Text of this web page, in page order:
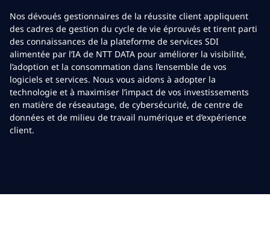
Nos dévoués gestionnaires de la réussite client appliquent
des cadres de gestion du cycle de vie éprouvés et tirent parti
des connaissances de la plateforme de services SDI
alimentée par l’IA de NTT DATA pour améliorer la visibilité,
l’adoption et la consommation dans l’ensemble de vos
logiciels et services. Nous vous aidons à adopter la
technologie et à maximiser l’impact de vos investissements
en matière de réseautage, de cybersécurité, de centre de
données et de milieu de travail numérique et d’expérience
client.